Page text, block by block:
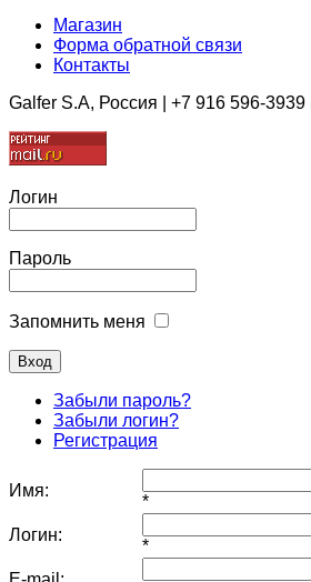
Магазин
Форма обратной связи
Контакты
Galfer S.A, Россия | +7 916 596-3939 |
Логин
Пароль
Запомнить меня
Забыли пароль?
Забыли логин?
Регистрация
Имя:
*
Логин:
*